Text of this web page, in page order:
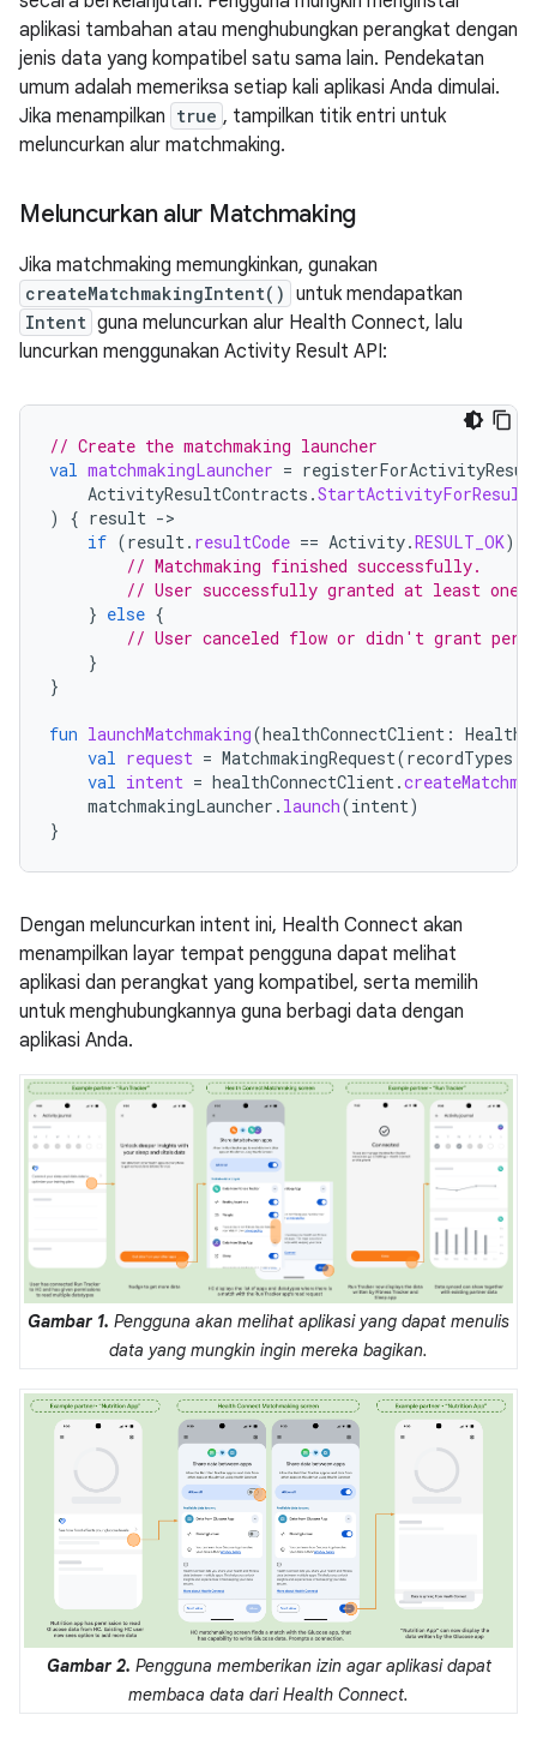
aplikasi tambahan atau menghubungkan perangkat dengan
jenis data yang kompatibel satu sama lain. Pendekatan
umum adalah memeriksa setiap kali aplikasi Anda dimulai.
Jika menampilkan true , tampilkan titik entri untuk
meluncurkan alur matchmaking.
Meluncurkan alur Matchmaking
Jika matchmaking memungkinkan, gunakan
createMatchmakingIntent() untuk mendapatkan
Intent guna meluncurkan alur Health Connect, lalu
luncurkan menggunakan Activity Result API:
// Create the matchmaking launcher
val matchmakingLauncher =
ActivityResultContracts .StartActivityForResult
)
{ result -
if (result. resultCode == Activity.RESULT_OK)
// Matchmaking finished successfully.
// User successfully granted at least one
} else {
// User canceled flow or didn't grant
}
}
fun launchMatchmaking(healthConnectClient :
val request = MatchmakingRequest(recordTypes
val intent = healthConnectClient.
matchmakingLauncher . launch(intent)
}
Dengan meluncurkan intent ini, Health Connect akan
menampilkan layar tempat pengguna dapat melihat
aplikasi dan perangkat yang kompatibel, serta memilih
untuk menghubungkannya guna berbagi data dengan
aplikasi Anda.
Gambar 1. Pengguna akan melihat aplikasi yang dapat menulis
data yang mungkin ingin mereka bagikan.
Gambar 2. Pengguna memberikan izin agar aplikasi dapat
membaca data dari Health Connect.